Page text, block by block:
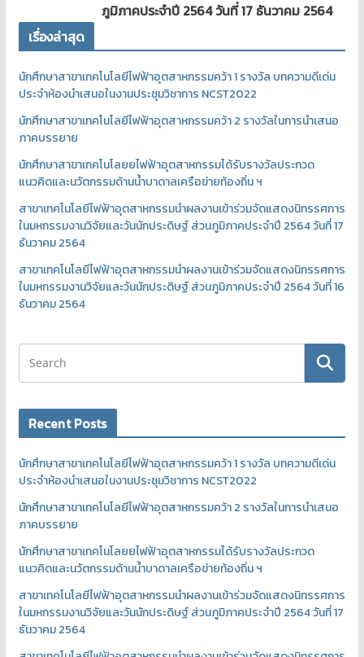
ภูมิภาคประจำปี 2564 วันที่ 17 ธันวาคม 2564
เรื่องล่าสุด
นักศึกษาสาขาเทคโนโลยีไฟฟ้าอุตสาหกรรมคว้า 1 รางวัล บทความดีเด่น
ประจำห้องนำเสนอในงานประชุมวิชาการ NCST2022
นักศึกษาสาขาเทคโนโลยีไฟฟ้าอุตสาหกรรมคว้า 2 รางวัลในการนำเสนอ
ภาคบรรยาย
นักศึกษาสาขาเทคโนโลยยไฟฟ้าอุตสาหกรรมได้รับรางวัลประกวด
แนวคิดและนวัตกรรมด้านน้ำบาดาลเครือข่ายท้องถิ่น ฯ
สาขาเทคโนโลยีไฟฟ้าอุตสาหกรรมนำผลงานเข้าร่วมจัดแสดงนิทรรศการ
ในมหกรรมงานวิจัยและวันนักประดิษฐ์ ส่วนภูมิภาคประจำปี 2564 วันที่ 17
ธันวาคม 2564
สาขาเทคโนโลยีไฟฟ้าอุตสาหกรรมนำผลงานเข้าร่วมจัดแสดงนิทรรศการ
ในมหกรรมงานวิจัยและวันนักประดิษฐ์ ส่วนภูมิภาคประจำปี 2564 วันที่ 16
ธันวาคม 2564
Recent Posts
นักศึกษาสาขาเทคโนโลยีไฟฟ้าอุตสาหกรรมคว้า 1 รางวัล บทความดีเด่น
ประจำห้องนำเสนอในงานประชุมวิชาการ NCST2022
นักศึกษาสาขาเทคโนโลยีไฟฟ้าอุตสาหกรรมคว้า 2 รางวัลในการนำเสนอ
ภาคบรรยาย
นักศึกษาสาขาเทคโนโลยยไฟฟ้าอุตสาหกรรมได้รับรางวัลประกวด
แนวคิดและนวัตกรรมด้านน้ำบาดาลเครือข่ายท้องถิ่น ฯ
สาขาเทคโนโลยีไฟฟ้าอุตสาหกรรมนำผลงานเข้าร่วมจัดแสดงนิทรรศการ
ในมหกรรมงานวิจัยและวันนักประดิษฐ์ ส่วนภูมิภาคประจำปี 2564 วันที่ 17
ธันวาคม 2564